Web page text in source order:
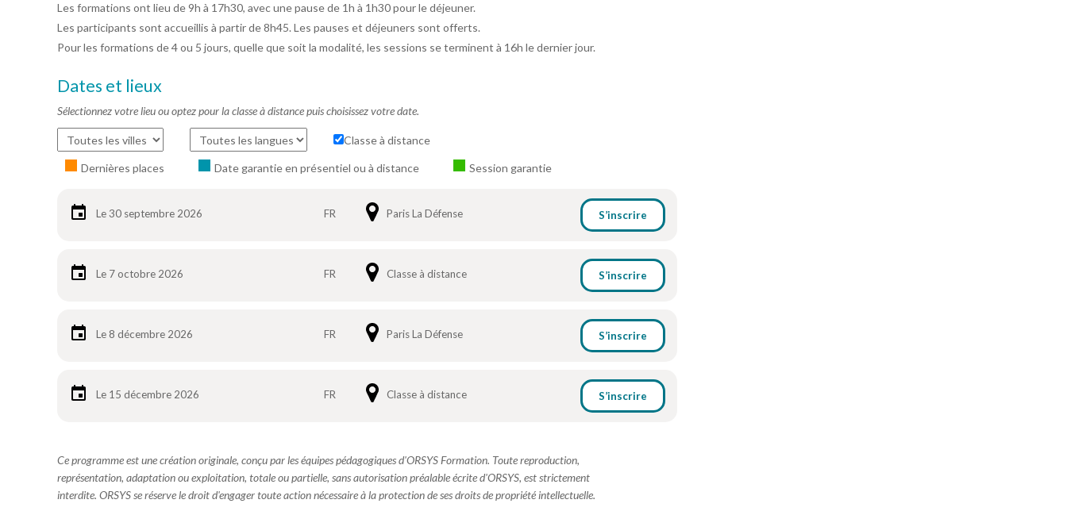
Les formations ont lieu de 9h à 17h30, avec une pause de 1h à 1h30 pour le déjeuner.
Les participants sont accueillis à partir de 8h45. Les pauses et déjeuners sont offerts.
Pour les formations de 4 ou 5 jours, quelle que soit la modalité, les sessions se terminent à 16h le dernier jour.
Dates et lieux
Sélectionnez votre lieu ou optez pour la classe à distance puis choisissez votre date.
Classe à distance
Dernières places Date garantie en présentiel ou à distance Session garantie
Le 30 septembre 2026 FR Paris La Défense S’inscrire
Le 7 octobre 2026 FR Classe à distance S’inscrire
Le 8 décembre 2026 FR Paris La Défense S’inscrire
Le 15 décembre 2026 FR Classe à distance S’inscrire
Ce programme est une création originale, conçu par les équipes pédagogiques d'ORSYS Formation. Toute reproduction,
représentation, adaptation ou exploitation, totale ou partielle, sans autorisation préalable écrite d'ORSYS, est strictement
interdite. ORSYS se réserve le droit d'engager toute action nécessaire à la protection de ses droits de propriété intellectuelle.